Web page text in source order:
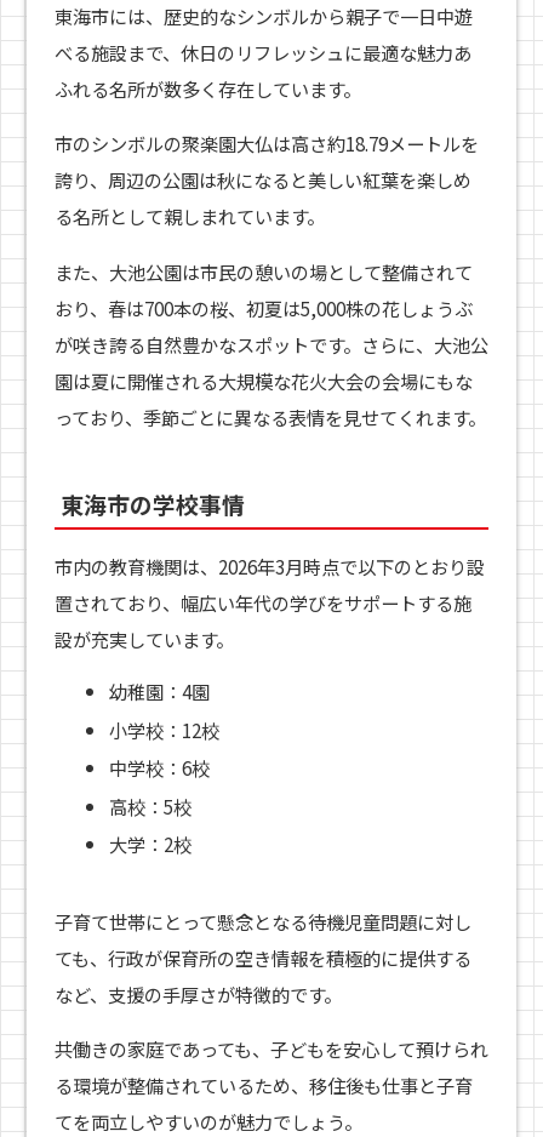
東海市には、歴史的なシンボルから親子で一日中遊
べる施設まで、休日のリフレッシュに最適な魅力あ
ふれる名所が数多く存在しています。
市のシンボルの聚楽園大仏は高さ約18.79メートルを
誇り、周辺の公園は秋になると美しい紅葉を楽しめ
る名所として親しまれています。
また、大池公園は市民の憩いの場として整備されて
おり、春は700本の桜、初夏は5,000株の花しょうぶ
が咲き誇る自然豊かなスポットです。さらに、大池公
園は夏に開催される大規模な花火大会の会場にもな
っており、季節ごとに異なる表情を見せてくれます。
東海市の学校事情
市内の教育機関は、2026年3月時点で以下のとおり設
置されており、幅広い年代の学びをサポートする施
設が充実しています。
幼稚園：4園
小学校：12校
中学校：6校
高校：5校
大学：2校
子育て世帯にとって懸念となる待機児童問題に対し
ても、行政が保育所の空き情報を積極的に提供する
など、支援の手厚さが特徴的です。
共働きの家庭であっても、子どもを安心して預けられ
る環境が整備されているため、移住後も仕事と子育
てを両立しやすいのが魅力でしょう。